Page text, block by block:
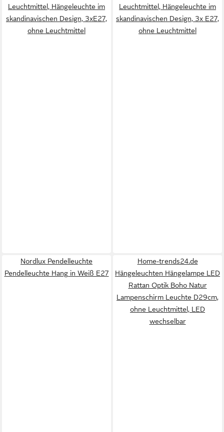
Leuchtmittel, Hängeleuchte im
skandinavischen Design, 3xE27,
ohne Leuchtmittel
Leuchtmittel, Hängeleuchte im
skandinavischen Design, 3x E27,
ohne Leuchtmittel
Nordlux Pendelleuchte
Pendelleuchte Hang in Weiß E27
Home-trends24.de
Hängeleuchten Hängelampe LED
Rattan Optik Boho Natur
Lampenschirm Leuchte D29cm,
ohne Leuchtmittel, LED
wechselbar